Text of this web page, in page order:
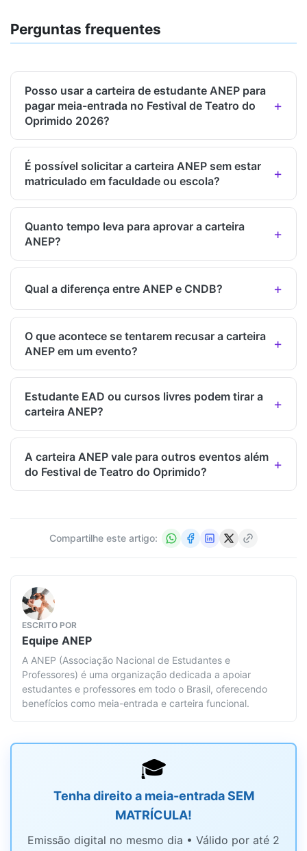
Perguntas frequentes
Posso usar a carteira de estudante ANEP para
pagar meia-entrada no Festival de Teatro do
Oprimido 2026?
É possível solicitar a carteira ANEP sem estar
matriculado em faculdade ou escola?
Quanto tempo leva para aprovar a carteira
ANEP?
Qual a diferença entre ANEP e CNDB?
O que acontece se tentarem recusar a carteira
ANEP em um evento?
Estudante EAD ou cursos livres podem tirar a
carteira ANEP?
A carteira ANEP vale para outros eventos além
do Festival de Teatro do Oprimido?
Compartilhe este artigo:
ESCRITO POR
Equipe ANEP
A ANEP (Associação Nacional de Estudantes e
Professores) é uma organização dedicada a apoiar
estudantes e professores em todo o Brasil, oferecendo
benefícios como meia-entrada e carteira funcional.
🎓
Tenha direito a meia-entrada SEM
MATRÍCULA!
Emissão digital no mesmo dia • Válido por até 2